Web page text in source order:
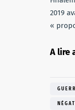
2019
«
A lire